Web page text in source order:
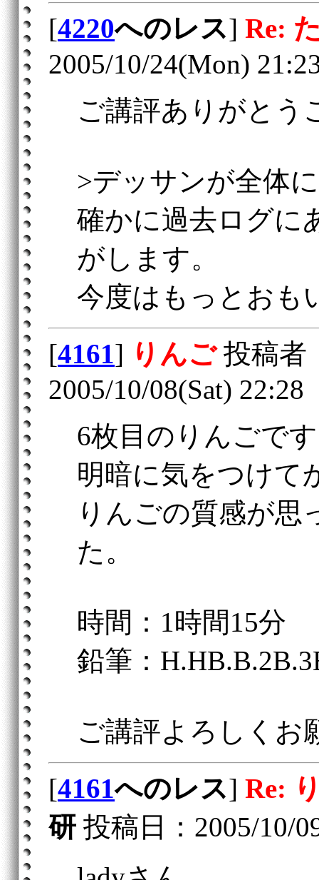
[4220へのレス] Re:
2005/10/24(Mon)
ご講評ありがとう
>デッサンが全体
確かに過去ログに
がします。
今度はもっとおも
[4161] りんご投稿者
2005/10/08(Sat) 22:28
6枚目のりんごで
明暗に気をつけて
りんごの質感が思
た。
時間：1時間15分
鉛筆：
ご講評よろしくお
[4161へのレス] Re:
研 投稿日：2005/10/